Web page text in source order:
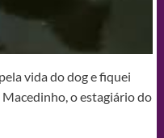
vida do dog e fiquei
o estagiário do